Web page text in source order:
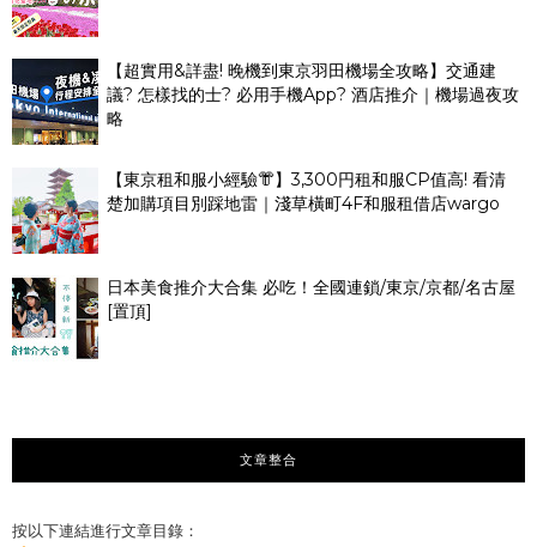
【超實用&詳盡! 晚機到東京羽田機場全攻略】交通建
議? 怎樣找的士? 必用手機App? 酒店推介｜機場過夜攻
略
【東京租和服小經驗👘】3,300円租和服CP值高! 看清
楚加購項目別踩地雷｜淺草橫町4F和服租借店wargo
日本美食推介大合集 必吃！全國連鎖/東京/京都/名古屋
[置頂]
文章整合
按以下連結進行文章目錄：